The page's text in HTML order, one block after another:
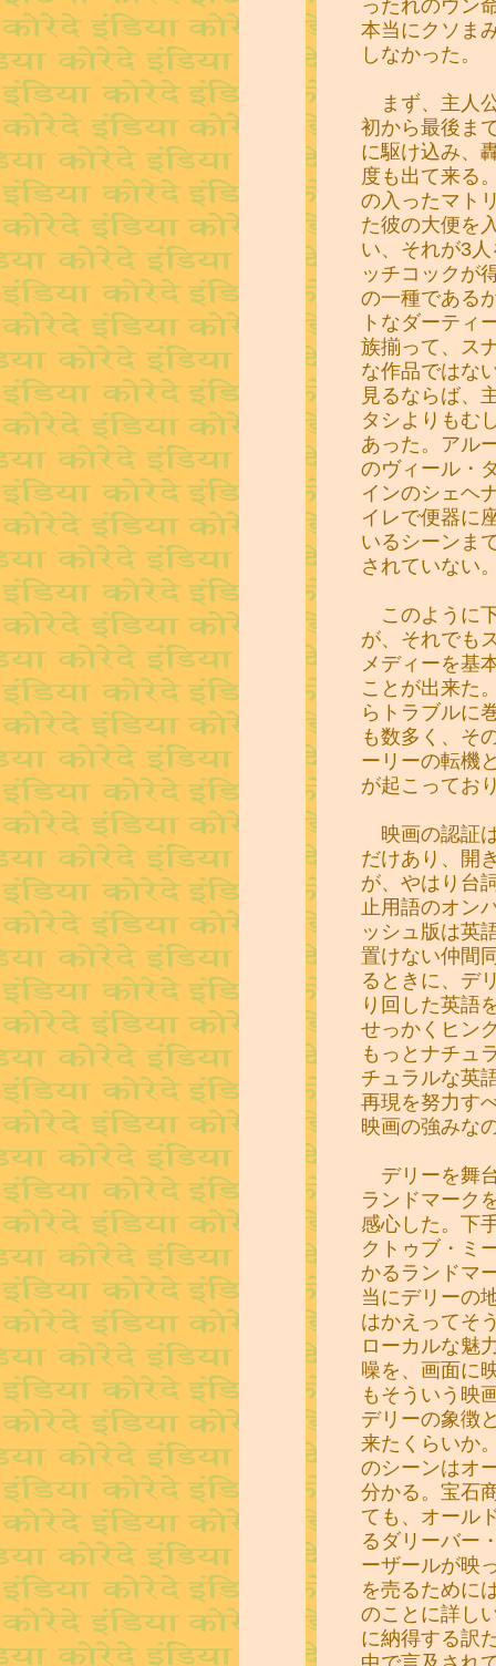
ったれのウン
本当にクソま
しなかった。
まず、主人
初から最後ま
に駆け込み、
度も出て来る
の入ったマト
た彼の大便を
い、それが3
ッチコックが
の一種である
トなダーティ
族揃って、ス
な作品ではな
見るならば、
タシよりもむ
あった。アル
のヴィール・
インのシェヘ
イレで便器に
いるシーンま
されていない
このように
が、それでも
メディーを基
ことが出来た
らトラブルに
も数多く、そ
ーリーの転機
が起こってお
映画の認証
だけあり、開
が、やはり台
止用語のオン
ッシュ版は英
置けない仲間
るときに、デ
り回した英語
せっかくヒン
もっとナチュ
チュラルな英
再現を努力す
映画の強みな
デリーを舞
ランドマーク
感心した。下
クトゥブ・ミ
かるランドマ
当にデリーの
はかえってそ
ローカルな魅
噪を、画面に
もそういう映
デリーの象徴
来たくらいか
のシーンはオ
分かる。宝石
ても、オール
るダリーバー
ーザールが映
を売るために
のことに詳し
に納得する訳